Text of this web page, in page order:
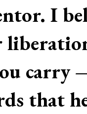
I
carry
that